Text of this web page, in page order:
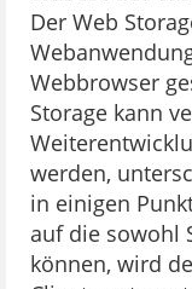
Der Web
Webbrowser
Storage kann
werden,
in einigen
auf die sowohl
können, wird